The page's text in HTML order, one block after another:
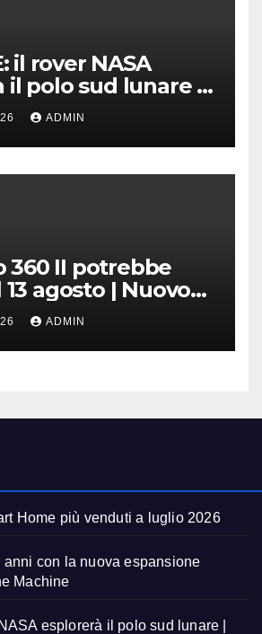
il rover NASA
il polo sud lunare |
ADMIN
360 II potrebbe
agosto | Nuovo
ADMIN
Home più venduti a luglio 2026
con la nuova espansione
Machine
esplorerà il polo sud lunare |